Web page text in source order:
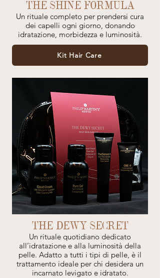
THE SHINE FORMULA
Un rituale completo per prendersi cura
dei capelli ogni giorno, donando
idratazione, morbidezza e luminosità.
Kit Hair Care
THE DEWY SECRET
Un rituale quotidiano dedicato
all’idratazione e alla luminosità della
pelle. Adatto a tutti i tipi di pelle, è il
trattamento ideale per chi desidera un
incarnato levigato e idratato.